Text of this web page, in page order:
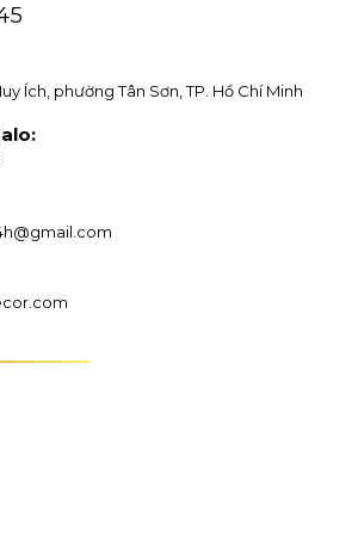
Ích, phường Tân Sơn, TP. Hồ Chí Minh